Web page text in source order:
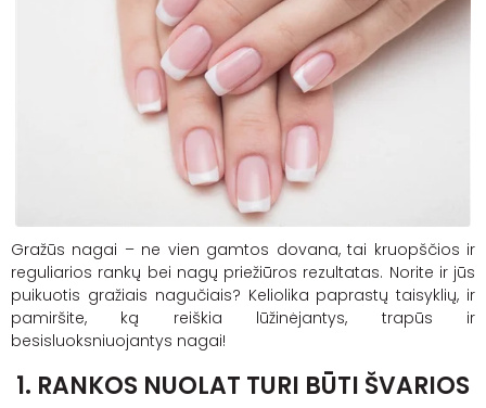
Gražūs nagai – ne vien gamtos dovana, tai kruopščios ir
reguliarios rankų bei nagų priežiūros rezultatas. Norite ir jūs
puikuotis gražiais nagučiais? Keliolika paprastų taisyklių, ir
pamiršite, ką reiškia lūžinėjantys, trapūs ir
besisluoksniuojantys nagai!
1. RANKOS NUOLAT TURI BŪTI ŠVARIOS